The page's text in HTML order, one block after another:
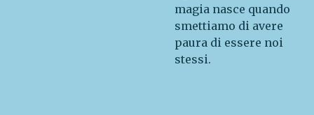
magia nasce quando
smettiamo di avere
paura di essere noi
stessi.